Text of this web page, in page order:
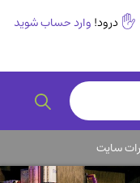
درود! وارد حساب شوید
سایت